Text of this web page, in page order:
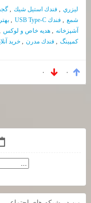
ليزري , فندك استيل شيك ,
شمع , فندك USB Type-C ,
آشپزخانه , هديه خاص و لوكس
كمپينگ , فندك مدرن , خريد
۰ ۰